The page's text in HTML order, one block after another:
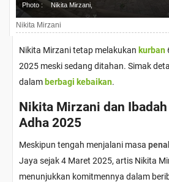
Photo : Nikita Mirzani,
Nikita Mirzani
Nikita Mirzani tetap melakukan kurban
2025 meski sedang ditahan. Simak
dalam berbagi kebaikan.
Nikita Mirzani dan Ibadah
Adha 2025
Meskipun tengah menjalani masa
Jaya sejak 4 Maret 2025, artis Nikita
menunjukkan komitmennya dalam